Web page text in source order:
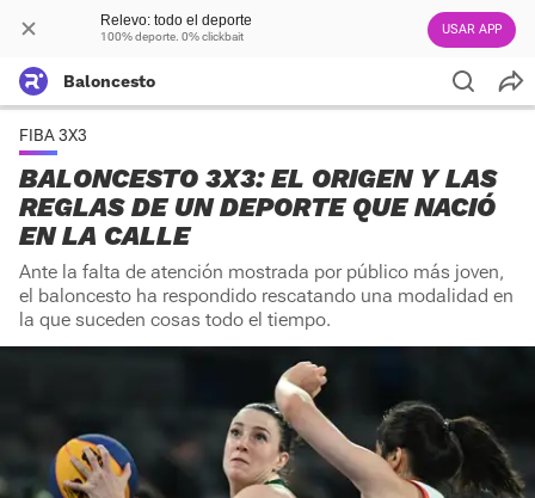
Relevo: todo el deporte
100% deporte. 0% clickbait USAR APP
Baloncesto
FIBA 3X3
BALONCESTO 3X3: EL ORIGEN Y LAS
REGLAS DE UN DEPORTE QUE NACIÓ
EN LA CALLE
Ante la falta de atención mostrada por público más joven,
el baloncesto ha respondido rescatando una modalidad en
la que suceden cosas todo el tiempo.